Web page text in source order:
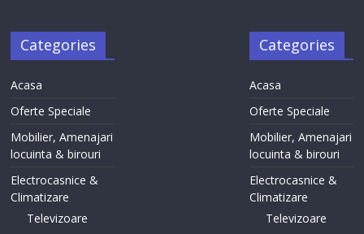
Categories
Acasa
Oferte Speciale
Mobilier, Amenajari
locuinta & birouri
Electrocasnice &
Climatizare
Televizoare
Categories
Acasa
Oferte Speciale
Mobilier, Amenajari
locuinta & birouri
Electrocasnice &
Climatizare
Televizoare